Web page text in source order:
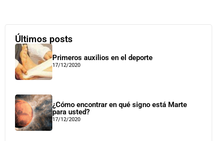
Últimos posts
Primeros auxilios en el deporte
17/12/2020
¿Cómo encontrar en qué signo está Marte
para usted?
17/12/2020